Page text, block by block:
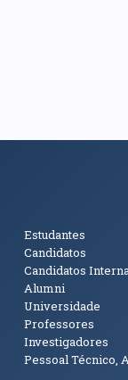
Públicos
Estudantes
Candidatos
Candidatos
Alumni
Universidade
Professores
Investigadores
Pessoal Técnico,